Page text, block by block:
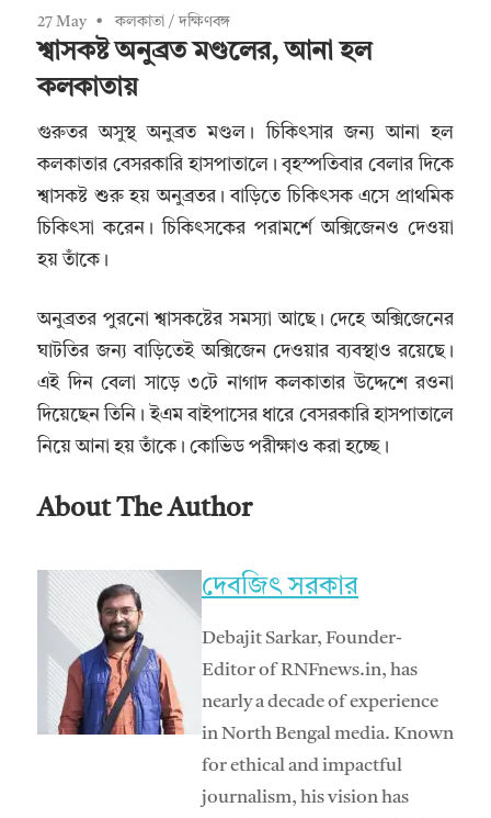
27 May কলকাতা /দক্ষিণবঙ্গ
শ্বাসকষ্ট অনুব্রত মণ্ডলের, আনা হল
কলকাতায়
গুরুতর অসুস্থ অনুব্রত মণ্ডল। চিকিৎসার জন্য আনা হল
কলকাতার বেসরকারি হাসপাতালে। বৃহস্পতিবার বেলার দিকে
শ্বাসকষ্ট শুরু হয় অনুব্রতর। বাড়িতে চিকিৎসক এসে প্রাথমিক
চিকিৎসা করেন। চিকিৎসকের পরামর্শে অক্সিজেনও দেওয়া
হয় তাঁকে।
অনুব্রতর পুরনো শ্বাসকষ্টের সমস্যা আছে। দেহে অক্সিজেনের
ঘাটতির জন্য বাড়িতেই অক্সিজেন দেওয়ার ব্যবস্থাও রয়েছে।
এই দিন বেলা সাড়ে ৩টে নাগাদ কলকাতার উদ্দেশে রওনা
দিয়েছেন তিনি। ইএম বাইপাসের ধারে বেসরকারি হাসপাতালে
নিয়ে আনা হয় তাঁকে। কোভিড পরীক্ষাও করা হচ্ছে।
About The Author
দেবজিৎ সরকার
Debajit Sarkar, Founder-
Editor of RNFnews.in, has
nearly a decade of experience
in North Bengal media. Known
for ethical and impactful
journalism, his vision has